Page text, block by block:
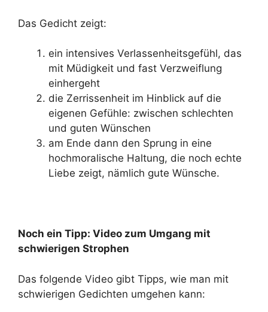
Das Gedicht zeigt:
ein intensives Verlassenheitsgefühl, das
mit Müdigkeit und fast Verzweiflung
einhergeht
die Zerrissenheit im Hinblick auf die
eigenen Gefühle: zwischen schlechten
und guten Wünschen
am Ende dann den Sprung in eine
hochmoralische Haltung, die noch echte
Liebe zeigt, nämlich gute Wünsche.
Noch ein Tipp: Video zum Umgang mit
schwierigen Strophen
Das folgende Video gibt Tipps, wie man mit
schwierigen Gedichten umgehen kann: